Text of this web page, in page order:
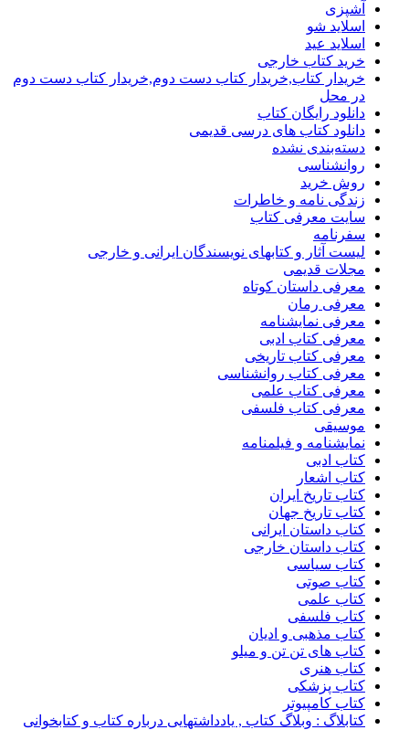
آشپزی
اسلاید شو
اسلاید عید
خرید کتاب خارجی
خریدار کتاب,خریدار کتاب دست دوم,خریدار کتاب دست دوم
در محل
دانلود رایگان کتاب
دانلود کتاب های درسی قدیمی
دسته‌بندی نشده
روانشناسی
روش خرید
زندگی نامه و خاطرات
سایت معرفی کتاب
سفرنامه
لیست آثار و کتابهای نویسندگان ایرانی و خارجی
مجلات قدیمی
معرفی داستان کوتاه
معرفی رمان
معرفی نمایشنامه
معرفی کتاب ادبی
معرفی کتاب تاریخی
معرفی کتاب روانشناسی
معرفی کتاب علمی
معرفی کتاب فلسفی
موسیقی
نمایشنامه و فیلمنامه
کتاب ادبی
کتاب اشعار
کتاب تاریخ ایران
کتاب تاریخ جهان
کتاب داستان ایرانی
کتاب داستان خارجی
کتاب سیاسی
کتاب صوتی
کتاب علمی
کتاب فلسفی
کتاب مذهبی و ادیان
کتاب های تن تن و میلو
کتاب هنری
کتاب پزشکی
کتاب کامپیوتر
کتابلاگ : وبلاگ کتاب , یادداشتهایی درباره کتاب و کتابخوانی